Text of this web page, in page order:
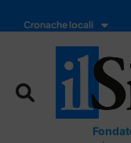
Cronache locali